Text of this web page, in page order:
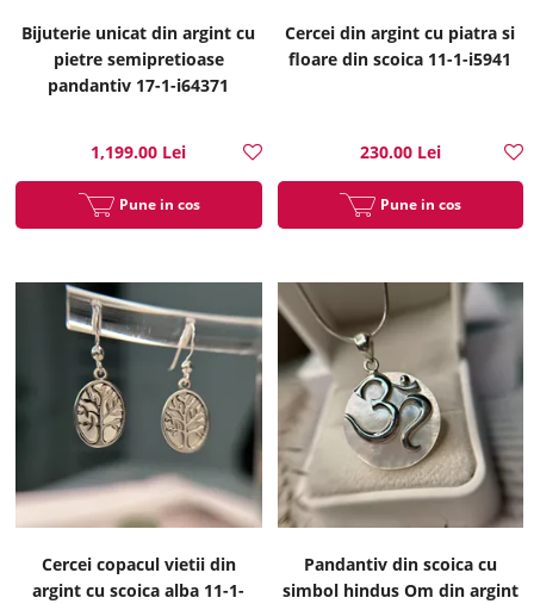
Bijuterie unicat din argint cu
pietre semipretioase
pandantiv 17-1-i64371
1,199.00 Lei
Pune in cos
Cercei din argint cu piatra si
floare din scoica 11-1-i5941
230.00 Lei
Pune in cos
Cercei copacul vietii din
argint cu scoica alba 11-1-
Pandantiv din scoica cu
simbol hindus Om din argint